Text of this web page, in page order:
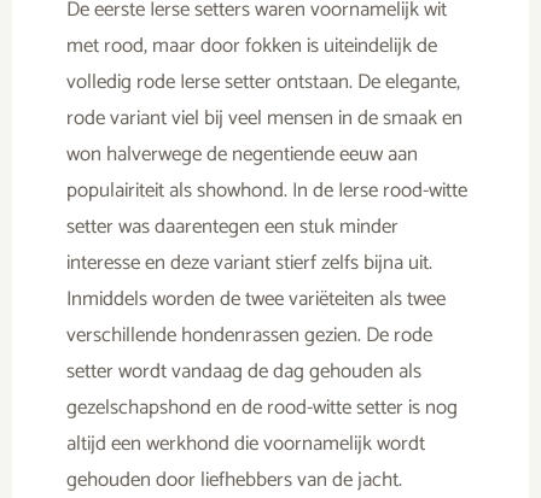
De eerste Ierse setters waren voornamelijk wit
met rood, maar door fokken is uiteindelijk de
volledig rode Ierse setter ontstaan. De elegante,
rode variant viel bij veel mensen in de smaak en
won halverwege de negentiende eeuw aan
populairiteit als showhond. In de Ierse rood-witte
setter was daarentegen een stuk minder
interesse en deze variant stierf zelfs bijna uit.
Inmiddels worden de twee variëteiten als twee
verschillende hondenrassen gezien. De rode
setter wordt vandaag de dag gehouden als
gezelschapshond en de rood-witte setter is nog
altijd een werkhond die voornamelijk wordt
gehouden door liefhebbers van de jacht.